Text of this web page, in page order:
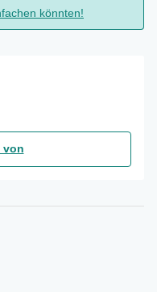
könnten!
von